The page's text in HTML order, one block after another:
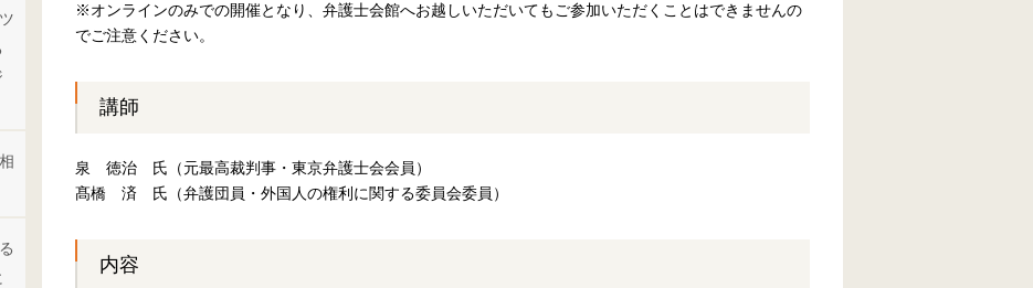
※オンラインのみでの開催となり、弁護士会館へお越しいただいてもご参加いただくことはできませんの
でご注意ください。
講師
泉 徳治 氏（元最高裁判事・東京弁護士会会員）
髙橋 済 氏（弁護団員・外国人の権利に関する委員会委員）
内容